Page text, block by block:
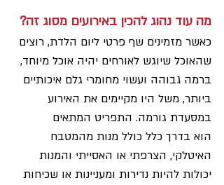
מה עוד נהוג להכין באירועים מסוג זה?
כאשר מזמינים שף פרטי ליום הלדת, רוצים
שהאוכל שיוגש לאורחים יהיה אוכל מיוחד,
ברמה גבוהה ועשוי מחומרי גלם איכותיים
ביותר, משל היו מקיימים את האירוע
במסעדת גורמה. התפריט המתאים
הוא בדרך כלל כולל מנות מהמטבח
האיטלקי, הצרפתי או האסייתי והמנות
יכולות להיות נדירות ומעניינות או שכיחות